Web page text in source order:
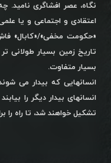
نگاه، عصر افشاگری
اعتقادی و اجتماعی و یا
«حکومت مخفی»/«کابال»
تاریخ زمین بسیار طولانی
بسیار متفاوت.
انسانهایی که بیدار می
انسانهای بیدار دیگر را
تشکیل خواهند شد، تا راه را